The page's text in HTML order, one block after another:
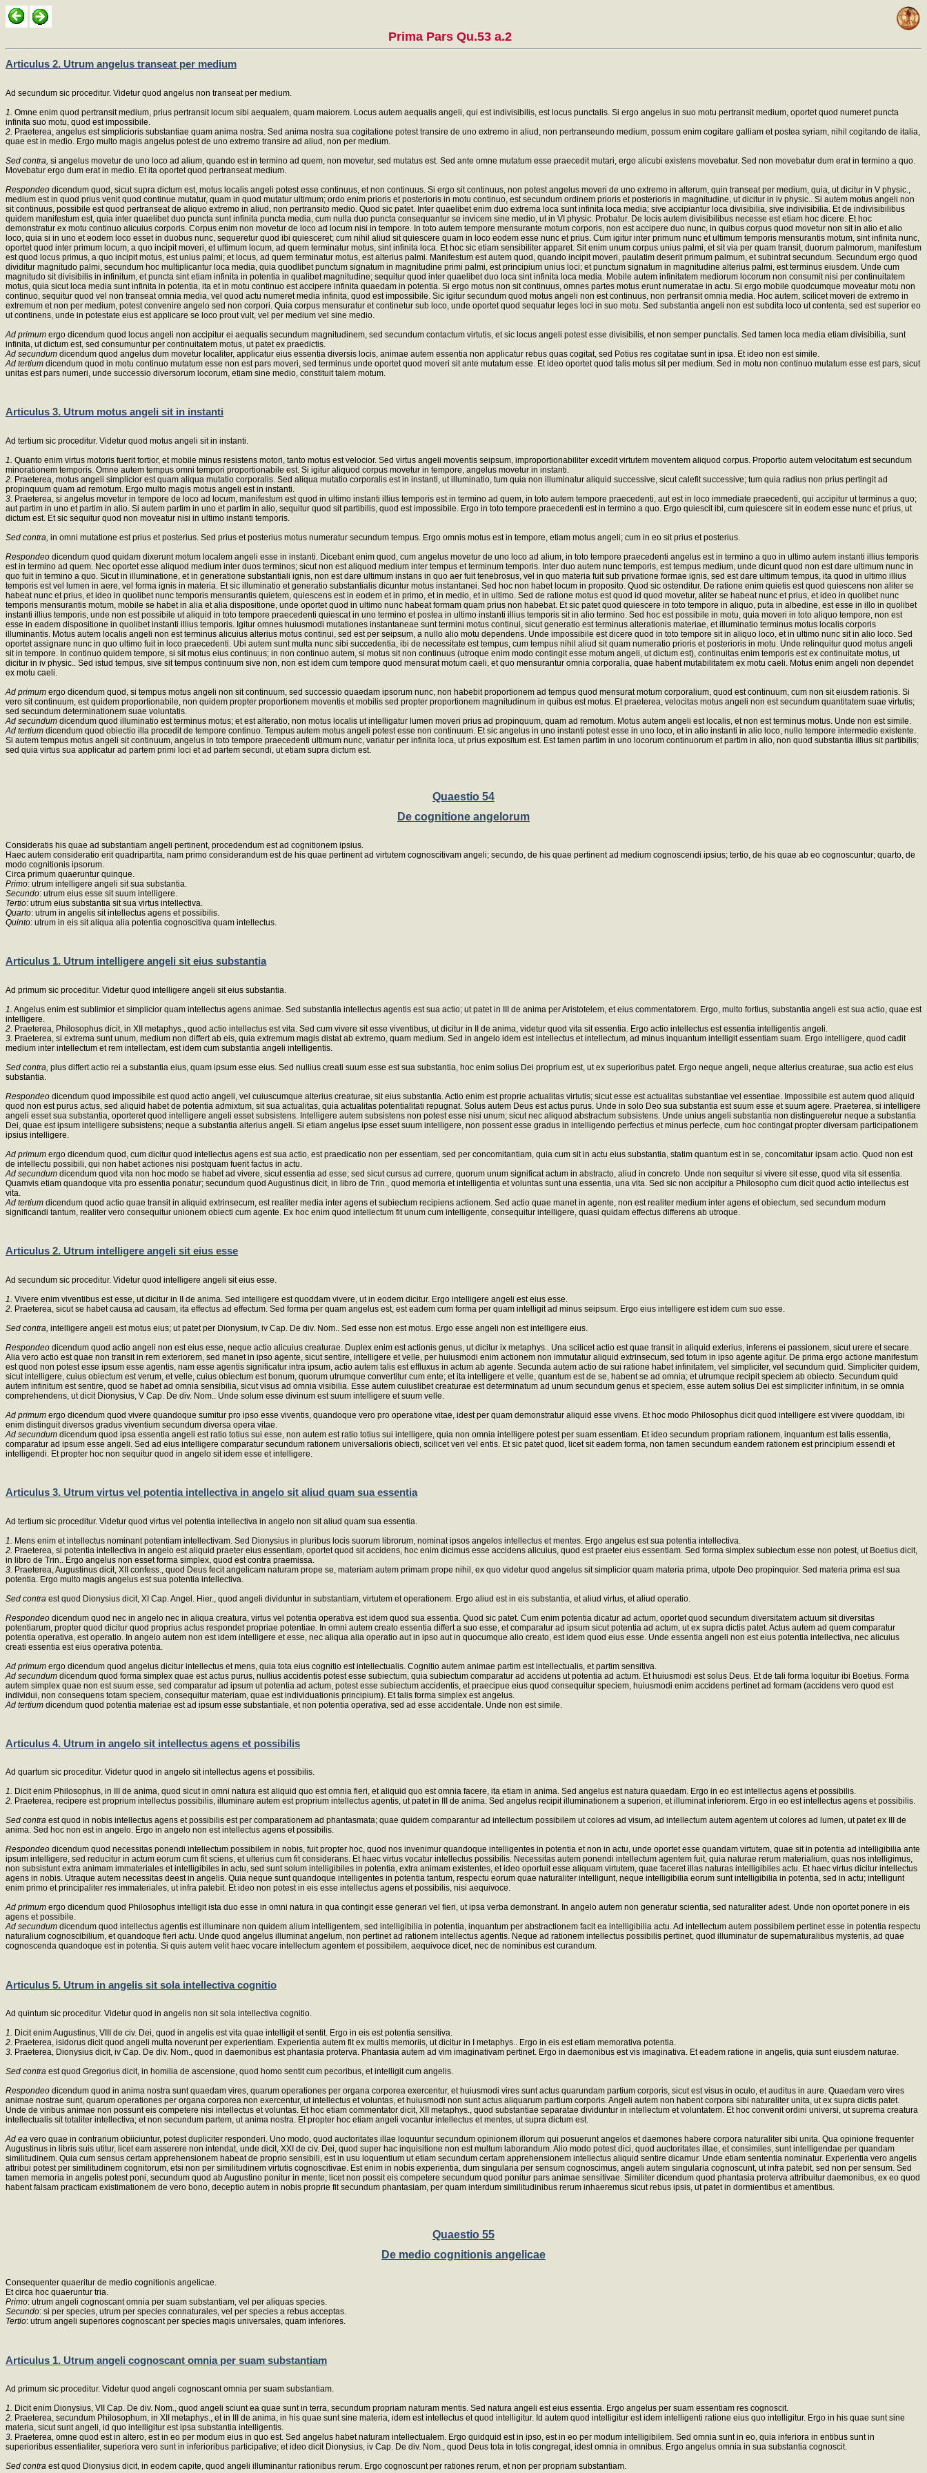
Prima Pars Qu.53 a.2
Articulus 2. Utrum angelus transeat per medium
Ad secundum sic proceditur. Videtur quod angelus non transeat per medium.
1. Omne enim quod pertransit medium, prius pertransit locum sibi aequalem, quam maiorem. Locus autem aequalis angeli, qui est indivisibilis, est locus punctalis. Si ergo angelus in suo motu pertransit medium, oportet quod numeret puncta
infinita suo motu, quod est impossibile.
2. Praeterea, angelus est simplicioris substantiae quam anima nostra. Sed anima nostra sua cogitatione potest transire de uno extremo in aliud, non pertranseundo medium, possum enim cogitare galliam et postea syriam, nihil cogitando de italia,
quae est in medio. Ergo multo magis angelus potest de uno extremo transire ad aliud, non per medium.
Sed contra, si angelus movetur de uno loco ad alium, quando est in termino ad quem, non movetur, sed mutatus est. Sed ante omne mutatum esse praecedit mutari, ergo alicubi existens movebatur. Sed non movebatur dum erat in termino a quo.
Movebatur ergo dum erat in medio. Et ita oportet quod pertranseat medium.
Respondeo dicendum quod, sicut supra dictum est, motus localis angeli potest esse continuus, et non continuus. Si ergo sit continuus, non potest angelus moveri de uno extremo in alterum, quin transeat per medium, quia, ut dicitur in V physic.,
medium est in quod prius venit quod continue mutatur, quam in quod mutatur ultimum; ordo enim prioris et posterioris in motu continuo, est secundum ordinem prioris et posterioris in magnitudine, ut dicitur in iv physic.. Si autem motus angeli non
sit continuus, possibile est quod pertranseat de aliquo extremo in aliud, non pertransito medio. Quod sic patet. Inter quaelibet enim duo extrema loca sunt infinita loca media; sive accipiantur loca divisibilia, sive indivisibilia. Et de indivisibilibus
quidem manifestum est, quia inter quaelibet duo puncta sunt infinita puncta media, cum nulla duo puncta consequantur se invicem sine medio, ut in VI physic. Probatur. De locis autem divisibilibus necesse est etiam hoc dicere. Et hoc
demonstratur ex motu continuo alicuius corporis. Corpus enim non movetur de loco ad locum nisi in tempore. In toto autem tempore mensurante motum corporis, non est accipere duo nunc, in quibus corpus quod movetur non sit in alio et alio
loco, quia si in uno et eodem loco esset in duobus nunc, sequeretur quod ibi quiesceret; cum nihil aliud sit quiescere quam in loco eodem esse nunc et prius. Cum igitur inter primum nunc et ultimum temporis mensurantis motum, sint infinita nunc,
oportet quod inter primum locum, a quo incipit moveri, et ultimum locum, ad quem terminatur motus, sint infinita loca. Et hoc sic etiam sensibiliter apparet. Sit enim unum corpus unius palmi, et sit via per quam transit, duorum palmorum, manifestum
est quod locus primus, a quo incipit motus, est unius palmi; et locus, ad quem terminatur motus, est alterius palmi. Manifestum est autem quod, quando incipit moveri, paulatim deserit primum palmum, et subintrat secundum. Secundum ergo quod
dividitur magnitudo palmi, secundum hoc multiplicantur loca media, quia quodlibet punctum signatum in magnitudine primi palmi, est principium unius loci; et punctum signatum in magnitudine alterius palmi, est terminus eiusdem. Unde cum
magnitudo sit divisibilis in infinitum, et puncta sint etiam infinita in potentia in qualibet magnitudine; sequitur quod inter quaelibet duo loca sint infinita loca media. Mobile autem infinitatem mediorum locorum non consumit nisi per continuitatem
motus, quia sicut loca media sunt infinita in potentia, ita et in motu continuo est accipere infinita quaedam in potentia. Si ergo motus non sit continuus, omnes partes motus erunt numeratae in actu. Si ergo mobile quodcumque moveatur motu non
continuo, sequitur quod vel non transeat omnia media, vel quod actu numeret media infinita, quod est impossibile. Sic igitur secundum quod motus angeli non est continuus, non pertransit omnia media. Hoc autem, scilicet moveri de extremo in
extremum et non per medium, potest convenire angelo sed non corpori. Quia corpus mensuratur et continetur sub loco, unde oportet quod sequatur leges loci in suo motu. Sed substantia angeli non est subdita loco ut contenta, sed est superior eo
ut continens, unde in potestate eius est applicare se loco prout vult, vel per medium vel sine medio.
Ad primum ergo dicendum quod locus angeli non accipitur ei aequalis secundum magnitudinem, sed secundum contactum virtutis, et sic locus angeli potest esse divisibilis, et non semper punctalis. Sed tamen loca media etiam divisibilia, sunt
infinita, ut dictum est, sed consumuntur per continuitatem motus, ut patet ex praedictis.
Ad secundum dicendum quod angelus dum movetur localiter, applicatur eius essentia diversis locis, animae autem essentia non applicatur rebus quas cogitat, sed Potius res cogitatae sunt in ipsa. Et ideo non est simile.
Ad tertium dicendum quod in motu continuo mutatum esse non est pars moveri, sed terminus unde oportet quod moveri sit ante mutatum esse. Et ideo oportet quod talis motus sit per medium. Sed in motu non continuo mutatum esse est pars, sicut
unitas est pars numeri, unde successio diversorum locorum, etiam sine medio, constituit talem motum.
Articulus 3. Utrum motus angeli sit in instanti
Ad tertium sic proceditur. Videtur quod motus angeli sit in instanti.
1. Quanto enim virtus motoris fuerit fortior, et mobile minus resistens motori, tanto motus est velocior. Sed virtus angeli moventis seipsum, improportionabiliter excedit virtutem moventem aliquod corpus. Proportio autem velocitatum est secundum
minorationem temporis. Omne autem tempus omni tempori proportionabile est. Si igitur aliquod corpus movetur in tempore, angelus movetur in instanti.
2. Praeterea, motus angeli simplicior est quam aliqua mutatio corporalis. Sed aliqua mutatio corporalis est in instanti, ut illuminatio, tum quia non illuminatur aliquid successive, sicut calefit successive; tum quia radius non prius pertingit ad
propinquum quam ad remotum. Ergo multo magis motus angeli est in instanti.
3. Praeterea, si angelus movetur in tempore de loco ad locum, manifestum est quod in ultimo instanti illius temporis est in termino ad quem, in toto autem tempore praecedenti, aut est in loco immediate praecedenti, qui accipitur ut terminus a quo;
aut partim in uno et partim in alio. Si autem partim in uno et partim in alio, sequitur quod sit partibilis, quod est impossibile. Ergo in toto tempore praecedenti est in termino a quo. Ergo quiescit ibi, cum quiescere sit in eodem esse nunc et prius, ut
dictum est. Et sic sequitur quod non moveatur nisi in ultimo instanti temporis.
Sed contra, in omni mutatione est prius et posterius. Sed prius et posterius motus numeratur secundum tempus. Ergo omnis motus est in tempore, etiam motus angeli; cum in eo sit prius et posterius.
Respondeo dicendum quod quidam dixerunt motum localem angeli esse in instanti. Dicebant enim quod, cum angelus movetur de uno loco ad alium, in toto tempore praecedenti angelus est in termino a quo in ultimo autem instanti illius temporis
est in termino ad quem. Nec oportet esse aliquod medium inter duos terminos; sicut non est aliquod medium inter tempus et terminum temporis. Inter duo autem nunc temporis, est tempus medium, unde dicunt quod non est dare ultimum nunc in
quo fuit in termino a quo. Sicut in illuminatione, et in generatione substantiali ignis, non est dare ultimum instans in quo aer fuit tenebrosus, vel in quo materia fuit sub privatione formae ignis, sed est dare ultimum tempus, ita quod in ultimo illius
temporis est vel lumen in aere, vel forma ignis in materia. Et sic illuminatio et generatio substantialis dicuntur motus instantanei. Sed hoc non habet locum in proposito. Quod sic ostenditur. De ratione enim quietis est quod quiescens non aliter se
habeat nunc et prius, et ideo in quolibet nunc temporis mensurantis quietem, quiescens est in eodem et in primo, et in medio, et in ultimo. Sed de ratione motus est quod id quod movetur, aliter se habeat nunc et prius, et ideo in quolibet nunc
temporis mensurantis motum, mobile se habet in alia et alia dispositione, unde oportet quod in ultimo nunc habeat formam quam prius non habebat. Et sic patet quod quiescere in toto tempore in aliquo, puta in albedine, est esse in illo in quolibet
instanti illius temporis, unde non est possibile ut aliquid in toto tempore praecedenti quiescat in uno termino et postea in ultimo instanti illius temporis sit in alio termino. Sed hoc est possibile in motu, quia moveri in toto aliquo tempore, non est
esse in eadem dispositione in quolibet instanti illius temporis. Igitur omnes huiusmodi mutationes instantaneae sunt termini motus continui, sicut generatio est terminus alterationis materiae, et illuminatio terminus motus localis corporis
illuminantis. Motus autem localis angeli non est terminus alicuius alterius motus continui, sed est per seipsum, a nullo alio motu dependens. Unde impossibile est dicere quod in toto tempore sit in aliquo loco, et in ultimo nunc sit in alio loco. Sed
oportet assignare nunc in quo ultimo fuit in loco praecedenti. Ubi autem sunt multa nunc sibi succedentia, ibi de necessitate est tempus, cum tempus nihil aliud sit quam numeratio prioris et posterioris in motu. Unde relinquitur quod motus angeli
sit in tempore. In continuo quidem tempore, si sit motus eius continuus; in non continuo autem, si motus sit non continuus (utroque enim modo contingit esse motum angeli, ut dictum est), continuitas enim temporis est ex continuitate motus, ut
dicitur in iv physic.. Sed istud tempus, sive sit tempus continuum sive non, non est idem cum tempore quod mensurat motum caeli, et quo mensurantur omnia corporalia, quae habent mutabilitatem ex motu caeli. Motus enim angeli non dependet
ex motu caeli.
Ad primum ergo dicendum quod, si tempus motus angeli non sit continuum, sed successio quaedam ipsorum nunc, non habebit proportionem ad tempus quod mensurat motum corporalium, quod est continuum, cum non sit eiusdem rationis. Si
vero sit continuum, est quidem proportionabile, non quidem propter proportionem moventis et mobilis sed propter proportionem magnitudinum in quibus est motus. Et praeterea, velocitas motus angeli non est secundum quantitatem suae virtutis;
sed secundum determinationem suae voluntatis.
Ad secundum dicendum quod illuminatio est terminus motus; et est alteratio, non motus localis ut intelligatur lumen moveri prius ad propinquum, quam ad remotum. Motus autem angeli est localis, et non est terminus motus. Unde non est simile.
Ad tertium dicendum quod obiectio illa procedit de tempore continuo. Tempus autem motus angeli potest esse non continuum. Et sic angelus in uno instanti potest esse in uno loco, et in alio instanti in alio loco, nullo tempore intermedio existente.
Si autem tempus motus angeli sit continuum, angelus in toto tempore praecedenti ultimum nunc, variatur per infinita loca, ut prius expositum est. Est tamen partim in uno locorum continuorum et partim in alio, non quod substantia illius sit partibilis;
sed quia virtus sua applicatur ad partem primi loci et ad partem secundi, ut etiam supra dictum est.
Quaestio 54
De cognitione angelorum
Consideratis his quae ad substantiam angeli pertinent, procedendum est ad cognitionem ipsius.
Haec autem consideratio erit quadripartita, nam primo considerandum est de his quae pertinent ad virtutem cognoscitivam angeli; secundo, de his quae pertinent ad medium cognoscendi ipsius; tertio, de his quae ab eo cognoscuntur; quarto, de
modo cognitionis ipsorum.
Circa primum quaeruntur quinque.
Primo: utrum intelligere angeli sit sua substantia.
Secundo: utrum eius esse sit suum intelligere.
Tertio: utrum eius substantia sit sua virtus intellectiva.
Quarto: utrum in angelis sit intellectus agens et possibilis.
Quinto: utrum in eis sit aliqua alia potentia cognoscitiva quam intellectus.
Articulus 1. Utrum intelligere angeli sit eius substantia
Ad primum sic proceditur. Videtur quod intelligere angeli sit eius substantia.
1. Angelus enim est sublimior et simplicior quam intellectus agens animae. Sed substantia intellectus agentis est sua actio; ut patet in III de anima per Aristotelem, et eius commentatorem. Ergo, multo fortius, substantia angeli est sua actio, quae est
intelligere.
2. Praeterea, Philosophus dicit, in XII metaphys., quod actio intellectus est vita. Sed cum vivere sit esse viventibus, ut dicitur in II de anima, videtur quod vita sit essentia. Ergo actio intellectus est essentia intelligentis angeli.
3. Praeterea, si extrema sunt unum, medium non differt ab eis, quia extremum magis distat ab extremo, quam medium. Sed in angelo idem est intellectus et intellectum, ad minus inquantum intelligit essentiam suam. Ergo intelligere, quod cadit
medium inter intellectum et rem intellectam, est idem cum substantia angeli intelligentis.
Sed contra, plus differt actio rei a substantia eius, quam ipsum esse eius. Sed nullius creati suum esse est sua substantia, hoc enim solius Dei proprium est, ut ex superioribus patet. Ergo neque angeli, neque alterius creaturae, sua actio est eius
substantia.
Respondeo dicendum quod impossibile est quod actio angeli, vel cuiuscumque alterius creaturae, sit eius substantia. Actio enim est proprie actualitas virtutis; sicut esse est actualitas substantiae vel essentiae. Impossibile est autem quod aliquid
quod non est purus actus, sed aliquid habet de potentia admixtum, sit sua actualitas, quia actualitas potentialitati repugnat. Solus autem Deus est actus purus. Unde in solo Deo sua substantia est suum esse et suum agere. Praeterea, si intelligere
angeli esset sua substantia, oporteret quod intelligere angeli esset subsistens. Intelligere autem subsistens non potest esse nisi unum; sicut nec aliquod abstractum subsistens. Unde unius angeli substantia non distingueretur neque a substantia
Dei, quae est ipsum intelligere subsistens; neque a substantia alterius angeli. Si etiam angelus ipse esset suum intelligere, non possent esse gradus in intelligendo perfectius et minus perfecte, cum hoc contingat propter diversam participationem
ipsius intelligere.
Ad primum ergo dicendum quod, cum dicitur quod intellectus agens est sua actio, est praedicatio non per essentiam, sed per concomitantiam, quia cum sit in actu eius substantia, statim quantum est in se, concomitatur ipsam actio. Quod non est
de intellectu possibili, qui non habet actiones nisi postquam fuerit factus in actu.
Ad secundum dicendum quod vita non hoc modo se habet ad vivere, sicut essentia ad esse; sed sicut cursus ad currere, quorum unum significat actum in abstracto, aliud in concreto. Unde non sequitur si vivere sit esse, quod vita sit essentia.
Quamvis etiam quandoque vita pro essentia ponatur; secundum quod Augustinus dicit, in libro de Trin., quod memoria et intelligentia et voluntas sunt una essentia, una vita. Sed sic non accipitur a Philosopho cum dicit quod actio intellectus est
vita.
Ad tertium dicendum quod actio quae transit in aliquid extrinsecum, est realiter media inter agens et subiectum recipiens actionem. Sed actio quae manet in agente, non est realiter medium inter agens et obiectum, sed secundum modum
significandi tantum, realiter vero consequitur unionem obiecti cum agente. Ex hoc enim quod intellectum fit unum cum intelligente, consequitur intelligere, quasi quidam effectus differens ab utroque.
Articulus 2. Utrum intelligere angeli sit eius esse
Ad secundum sic proceditur. Videtur quod intelligere angeli sit eius esse.
1. Vivere enim viventibus est esse, ut dicitur in II de anima. Sed intelligere est quoddam vivere, ut in eodem dicitur. Ergo intelligere angeli est eius esse.
2. Praeterea, sicut se habet causa ad causam, ita effectus ad effectum. Sed forma per quam angelus est, est eadem cum forma per quam intelligit ad minus seipsum. Ergo eius intelligere est idem cum suo esse.
Sed contra, intelligere angeli est motus eius; ut patet per Dionysium, iv Cap. De div. Nom.. Sed esse non est motus. Ergo esse angeli non est intelligere eius.
Respondeo dicendum quod actio angeli non est eius esse, neque actio alicuius creaturae. Duplex enim est actionis genus, ut dicitur ix metaphys.. Una scilicet actio est quae transit in aliquid exterius, inferens ei passionem, sicut urere et secare.
Alia vero actio est quae non transit in rem exteriorem, sed manet in ipso agente, sicut sentire, intelligere et velle, per huiusmodi enim actionem non immutatur aliquid extrinsecum, sed totum in ipso agente agitur. De prima ergo actione manifestum
est quod non potest esse ipsum esse agentis, nam esse agentis significatur intra ipsum, actio autem talis est effluxus in actum ab agente. Secunda autem actio de sui ratione habet infinitatem, vel simpliciter, vel secundum quid. Simpliciter quidem,
sicut intelligere, cuius obiectum est verum, et velle, cuius obiectum est bonum, quorum utrumque convertitur cum ente; et ita intelligere et velle, quantum est de se, habent se ad omnia; et utrumque recipit speciem ab obiecto. Secundum quid
autem infinitum est sentire, quod se habet ad omnia sensibilia, sicut visus ad omnia visibilia. Esse autem cuiuslibet creaturae est determinatum ad unum secundum genus et speciem, esse autem solius Dei est simpliciter infinitum, in se omnia
comprehendens, ut dicit Dionysius, V Cap. De div. Nom.. Unde solum esse divinum est suum intelligere et suum velle.
Ad primum ergo dicendum quod vivere quandoque sumitur pro ipso esse viventis, quandoque vero pro operatione vitae, idest per quam demonstratur aliquid esse vivens. Et hoc modo Philosophus dicit quod intelligere est vivere quoddam, ibi
enim distinguit diversos gradus viventium secundum diversa opera vitae.
Ad secundum dicendum quod ipsa essentia angeli est ratio totius sui esse, non autem est ratio totius sui intelligere, quia non omnia intelligere potest per suam essentiam. Et ideo secundum propriam rationem, inquantum est talis essentia,
comparatur ad ipsum esse angeli. Sed ad eius intelligere comparatur secundum rationem universalioris obiecti, scilicet veri vel entis. Et sic patet quod, licet sit eadem forma, non tamen secundum eandem rationem est principium essendi et
intelligendi. Et propter hoc non sequitur quod in angelo sit idem esse et intelligere.
Articulus 3. Utrum virtus vel potentia intellectiva in angelo sit aliud quam sua essentia
Ad tertium sic proceditur. Videtur quod virtus vel potentia intellectiva in angelo non sit aliud quam sua essentia.
1.
Mens enim et intellectus nominant potentiam intellectivam. Sed Dionysius in pluribus locis suorum librorum, nominat ipsos angelos intellectus et mentes. Ergo angelus est sua potentia intellectiva.
2. Praeterea, si potentia intellectiva in angelo est aliquid praeter eius essentiam, oportet quod sit accidens, hoc enim dicimus esse accidens alicuius, quod est praeter eius essentiam. Sed forma simplex subiectum esse non potest, ut Boetius dicit,
in libro de Trin.. Ergo angelus non esset forma simplex, quod est contra praemissa.
3. Praeterea, Augustinus dicit, XII confess., quod Deus fecit angelicam naturam prope se, materiam autem primam prope nihil, ex quo videtur quod angelus sit simplicior quam materia prima, utpote Deo propinquior. Sed materia prima est sua
potentia. Ergo multo magis angelus est sua potentia intellectiva.
Sed contra est quod Dionysius dicit, XI Cap. Angel. Hier., quod angeli dividuntur in substantiam, virtutem et operationem. Ergo aliud est in eis substantia, et aliud virtus, et aliud operatio.
Respondeo dicendum quod nec in angelo nec in aliqua creatura, virtus vel potentia operativa est idem quod sua essentia. Quod sic patet. Cum enim potentia dicatur ad actum, oportet quod secundum diversitatem actuum sit diversitas
potentiarum, propter quod dicitur quod proprius actus respondet propriae potentiae. In omni autem creato essentia differt a suo esse, et comparatur ad ipsum sicut potentia ad actum, ut ex supra dictis patet. Actus autem ad quem comparatur
potentia operativa, est operatio. In angelo autem non est idem intelligere et esse, nec aliqua alia operatio aut in ipso aut in quocumque alio creato, est idem quod eius esse. Unde essentia angeli non est eius potentia intellectiva, nec alicuius
creati essentia est eius operativa potentia.
Ad primum ergo dicendum quod angelus dicitur intellectus et mens, quia tota eius cognitio est intellectualis. Cognitio autem animae partim est intellectualis, et partim sensitiva.
Ad secundum dicendum quod forma simplex quae est actus purus, nullius accidentis potest esse subiectum, quia subiectum comparatur ad accidens ut potentia ad actum. Et huiusmodi est solus Deus. Et de tali forma loquitur ibi Boetius. Forma
autem simplex quae non est suum esse, sed comparatur ad ipsum ut potentia ad actum, potest esse subiectum accidentis, et praecipue eius quod consequitur speciem, huiusmodi enim accidens pertinet ad formam (accidens vero quod est
individui, non consequens totam speciem, consequitur materiam, quae est individuationis principium). Et talis forma simplex est angelus.
Ad tertium dicendum quod potentia materiae est ad ipsum esse substantiale, et non potentia operativa, sed ad esse accidentale. Unde non est simile.
Articulus 4. Utrum in angelo sit intellectus agens et possibilis
Ad quartum sic proceditur. Videtur quod in angelo sit intellectus agens et possibilis.
1. Dicit enim Philosophus, in III de anima, quod sicut in omni natura est aliquid quo est omnia fieri, et aliquid quo est omnia facere, ita etiam in anima. Sed angelus est natura quaedam. Ergo in eo est intellectus agens et possibilis.
2. Praeterea, recipere est proprium intellectus possibilis, illuminare autem est proprium intellectus agentis, ut patet in III de anima. Sed angelus recipit illuminationem a superiori, et illuminat inferiorem. Ergo in eo est intellectus agens et possibilis.
Sed contra est quod in nobis intellectus agens et possibilis est per comparationem ad phantasmata; quae quidem comparantur ad intellectum possibilem ut colores ad visum, ad intellectum autem agentem ut colores ad lumen, ut patet ex III de
anima. Sed hoc non est in angelo. Ergo in angelo non est intellectus agens et possibilis.
Respondeo dicendum quod necessitas ponendi intellectum possibilem in nobis, fuit propter hoc, quod nos invenimur quandoque intelligentes in potentia et non in actu, unde oportet esse quandam virtutem, quae sit in potentia ad intelligibilia ante
ipsum intelligere, sed reducitur in actum eorum cum fit sciens, et ulterius cum fit considerans. Et haec virtus vocatur intellectus possibilis. Necessitas autem ponendi intellectum agentem fuit, quia naturae rerum materialium, quas nos intelligimus,
non subsistunt extra animam immateriales et intelligibiles in actu, sed sunt solum intelligibiles in potentia, extra animam existentes, et ideo oportuit esse aliquam virtutem, quae faceret illas naturas intelligibiles actu. Et haec virtus dicitur intellectus
agens in nobis. Utraque autem necessitas deest in angelis. Quia neque sunt quandoque intelligentes in potentia tantum, respectu eorum quae naturaliter intelligunt, neque intelligibilia eorum sunt intelligibilia in potentia, sed in actu; intelligunt
enim primo et principaliter res immateriales, ut infra patebit. Et ideo non potest in eis esse intellectus agens et possibilis, nisi aequivoce.
Ad primum ergo dicendum quod Philosophus intelligit ista duo esse in omni natura in qua contingit esse generari vel fieri, ut ipsa verba demonstrant. In angelo autem non generatur scientia, sed naturaliter adest. Unde non oportet ponere in eis
agens et possibile.
Ad secundum dicendum quod intellectus agentis est illuminare non quidem alium intelligentem, sed intelligibilia in potentia, inquantum per abstractionem facit ea intelligibilia actu. Ad intellectum autem possibilem pertinet esse in potentia respectu
naturalium cognoscibilium, et quandoque fieri actu. Unde quod angelus illuminat angelum, non pertinet ad rationem intellectus agentis. Neque ad rationem intellectus possibilis pertinet, quod illuminatur de supernaturalibus mysteriis, ad quae
cognoscenda quandoque est in potentia. Si quis autem velit haec vocare intellectum agentem et possibilem, aequivoce dicet, nec de nominibus est curandum.
Articulus 5. Utrum in angelis sit sola intellectiva cognitio
Ad quintum sic proceditur. Videtur quod in angelis non sit sola intellectiva cognitio.
1. Dicit enim Augustinus, VIII de civ. Dei, quod in angelis est vita quae intelligit et sentit. Ergo in eis est potentia sensitiva.
2. Praeterea, isidorus dicit quod angeli multa noverunt per experientiam. Experientia autem fit ex multis memoriis, ut dicitur in I metaphys.. Ergo in eis est etiam memorativa potentia.
3. Praeterea, Dionysius dicit, iv Cap. De div. Nom., quod in daemonibus est phantasia proterva. Phantasia autem ad vim imaginativam pertinet. Ergo in daemonibus est vis imaginativa. Et eadem ratione in angelis, quia sunt eiusdem naturae.
Sed contra est quod Gregorius dicit, in homilia de ascensione, quod homo sentit cum pecoribus, et intelligit cum angelis.
Respondeo dicendum quod in anima nostra sunt quaedam vires, quarum operationes per organa corporea exercentur, et huiusmodi vires sunt actus quarundam partium corporis, sicut est visus in oculo, et auditus in aure. Quaedam vero vires
animae nostrae sunt, quarum operationes per organa corporea non exercentur, ut intellectus et voluntas, et huiusmodi non sunt actus aliquarum partium corporis. Angeli autem non habent corpora sibi naturaliter unita, ut ex supra dictis patet.
Unde de viribus animae non possunt eis competere nisi intellectus et voluntas. Et hoc etiam commentator dicit, XII metaphys., quod substantiae separatae dividuntur in intellectum et voluntatem. Et hoc convenit ordini universi, ut suprema creatura
intellectualis sit totaliter intellectiva; et non secundum partem, ut anima nostra. Et propter hoc etiam angeli vocantur intellectus et mentes, ut supra dictum est.
Ad ea vero quae in contrarium obiiciuntur, potest dupliciter responderi. Uno modo, quod auctoritates illae loquuntur secundum opinionem illorum qui posuerunt angelos et daemones habere corpora naturaliter sibi unita. Qua opinione frequenter
Augustinus in libris suis utitur, licet eam asserere non intendat, unde dicit, XXI de civ. Dei, quod super hac inquisitione non est multum laborandum. Alio modo potest dici, quod auctoritates illae, et consimiles, sunt intelligendae per quandam
similitudinem. Quia cum sensus certam apprehensionem habeat de proprio sensibili, est in usu loquentium ut etiam secundum certam apprehensionem intellectus aliquid sentire dicamur. Unde etiam sententia nominatur. Experientia vero angelis
attribui potest per similitudinem cognitorum, etsi non per similitudinem virtutis cognoscitivae. Est enim in nobis experientia, dum singularia per sensum cognoscimus, angeli autem singularia cognoscunt, ut infra patebit, sed non per sensum. Sed
tamen memoria in angelis potest poni, secundum quod ab Augustino ponitur in mente; licet non possit eis competere secundum quod ponitur pars animae sensitivae. Similiter dicendum quod phantasia proterva attribuitur daemonibus, ex eo quod
habent falsam practicam existimationem de vero bono, deceptio autem in nobis proprie fit secundum phantasiam, per quam interdum similitudinibus rerum inhaeremus sicut rebus ipsis, ut patet in dormientibus et amentibus.
Quaestio 55
De medio cognitionis angelicae
Consequenter quaeritur de medio cognitionis angelicae.
Et circa hoc quaeruntur tria.
Primo: utrum angeli cognoscant omnia per suam substantiam, vel per aliquas species.
Secundo: si per species, utrum per species connaturales, vel per species a rebus acceptas.
Tertio: utrum angeli superiores cognoscant per species magis universales, quam inferiores.
Articulus 1. Utrum angeli cognoscant omnia per suam substantiam
Ad primum sic proceditur. Videtur quod angeli cognoscant omnia per suam substantiam.
1. Dicit enim Dionysius, VII Cap. De div. Nom., quod angeli sciunt ea quae sunt in terra, secundum propriam naturam mentis. Sed natura angeli est eius essentia. Ergo angelus per suam essentiam res cognoscit.
2. Praeterea, secundum Philosophum, in XII metaphys., et in III de anima, in his quae sunt sine materia, idem est intellectus et quod intelligitur. Id autem quod intelligitur est idem intelligenti ratione eius quo intelligitur. Ergo in his quae sunt sine
materia, sicut sunt angeli, id quo intelligitur est ipsa substantia intelligentis.
3. Praeterea, omne quod est in altero, est in eo per modum eius in quo est. Sed angelus habet naturam intellectualem. Ergo quidquid est in ipso, est in eo per modum intelligibilem. Sed omnia sunt in eo, quia inferiora in entibus sunt in
superioribus essentialiter, superiora vero sunt in inferioribus participative; et ideo dicit Dionysius, iv Cap. De div. Nom., quod Deus tota in totis congregat, idest omnia in omnibus. Ergo angelus omnia in sua substantia cognoscit.
Sed contra est quod Dionysius dicit, in eodem capite, quod angeli illuminantur rationibus rerum. Ergo cognoscunt per rationes rerum, et non per propriam substantiam.